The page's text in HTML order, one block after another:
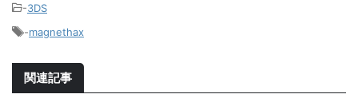
-3DS
-magnethax
関連記事